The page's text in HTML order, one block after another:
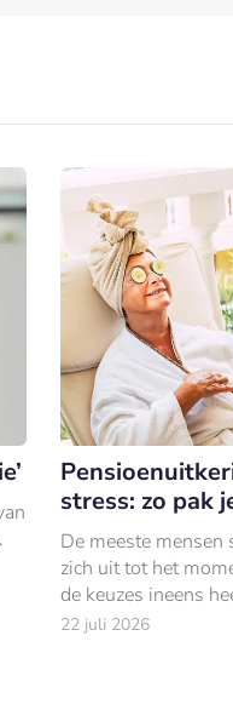
stress: zo pak
De meeste mensen
zich uit tot het
de keuzes ineens
22 juli 2026